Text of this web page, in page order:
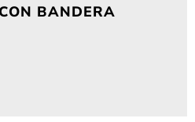
BANDERA